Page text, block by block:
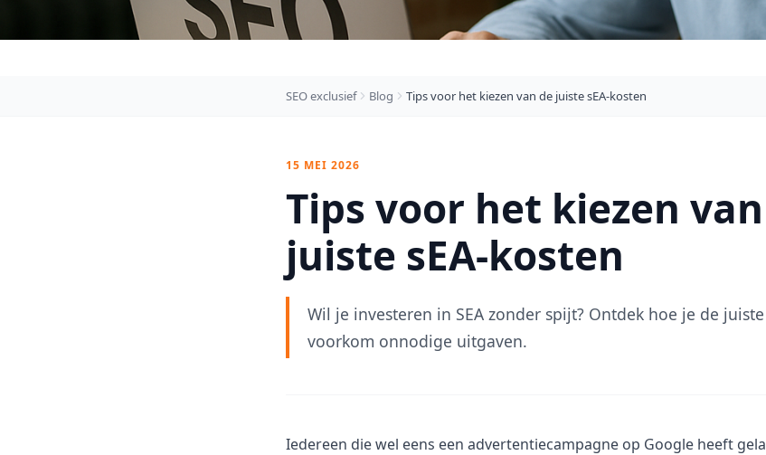
SEO exclusief Blog Tips voor het kiezen van de juiste sEA-kosten
15 MEI 2026
Tips voor het kiezen
juiste sEA-kosten
Wil je investeren in SEA zonder spijt? Ontdek hoe je de
voorkom onnodige uitgaven.
Iedereen die wel eens een advertentiecampagne op Google heeft